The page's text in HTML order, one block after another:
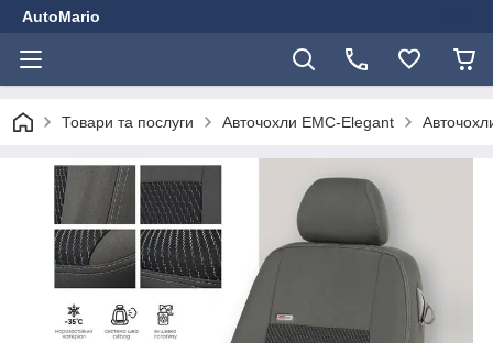
AutoMario
Товари та послуги Авточохли EMC-Elegant